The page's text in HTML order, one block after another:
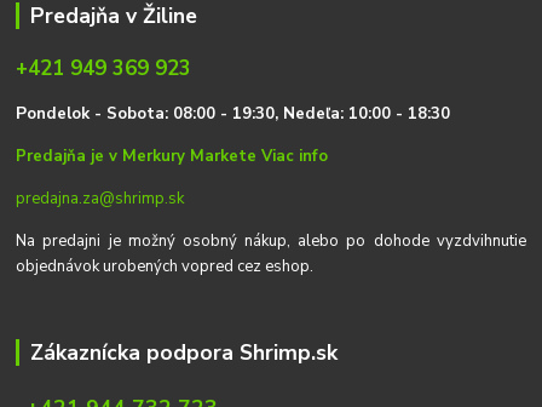
Predajňa v Žiline
+421 949 369 923
Pondelok - Sobota: 08:00 - 19:30, Nedeľa: 10:00 - 18:30
Predajňa je v Merkury MarketeViac info
predajna.za@shrimp.sk
Na predajni je možný osobný nákup, alebo po dohode vyzdvihnutie
objednávok urobených vopred cez eshop.
Zákaznícka podpora Shrimp.sk